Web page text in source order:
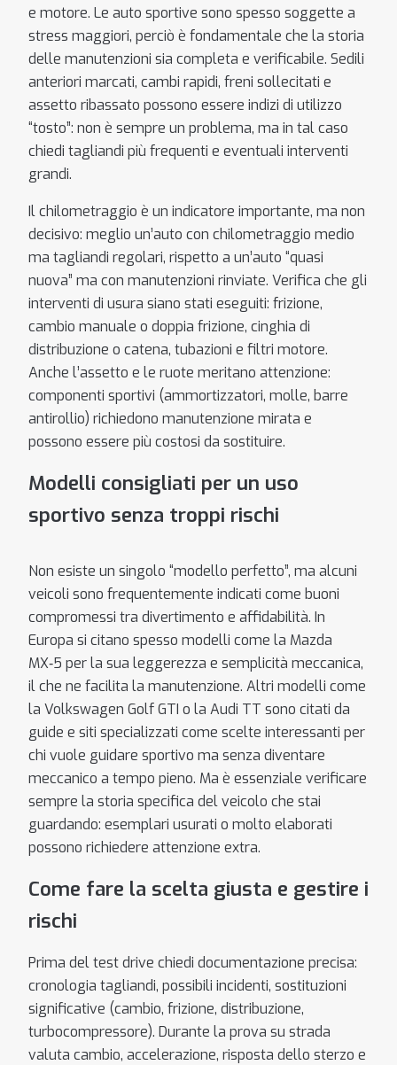
e motore. Le auto sportive sono spesso soggette a
stress maggiori, perciò è fondamentale che la storia
delle manutenzioni sia completa e verificabile. Sedili
anteriori marcati, cambi rapidi, freni sollecitati e
assetto ribassato possono essere indizi di utilizzo
“tosto”: non è sempre un problema, ma in tal caso
chiedi tagliandi più frequenti e eventuali interventi
grandi.
Il chilometraggio è un indicatore importante, ma non
decisivo: meglio un’auto con chilometraggio medio
ma tagliandi regolari, rispetto a un’auto “quasi
nuova” ma con manutenzioni rinviate. Verifica che gli
interventi di usura siano stati eseguiti: frizione,
cambio manuale o doppia frizione, cinghia di
distribuzione o catena, tubazioni e filtri motore.
Anche l’assetto e le ruote meritano attenzione:
componenti sportivi (ammortizzatori, molle, barre
antirollio) richiedono manutenzione mirata e
possono essere più costosi da sostituire.
Modelli consigliati per un uso
sportivo senza troppi rischi
Non esiste un singolo “modello perfetto”, ma alcuni
veicoli sono frequentemente indicati come buoni
compromessi tra divertimento e affidabilità. In
Europa si citano spesso modelli come la Mazda
MX‑5 per la sua leggerezza e semplicità meccanica,
il che ne facilita la manutenzione. Altri modelli come
la Volkswagen Golf GTI o la Audi TT sono citati da
guide e siti specializzati come scelte interessanti per
chi vuole guidare sportivo ma senza diventare
meccanico a tempo pieno. Ma è essenziale verificare
sempre la storia specifica del veicolo che stai
guardando: esemplari usurati o molto elaborati
possono richiedere attenzione extra.
Come fare la scelta giusta e gestire i
rischi
Prima del test drive chiedi documentazione precisa:
cronologia tagliandi, possibili incidenti, sostituzioni
significative (cambio, frizione, distribuzione,
turbocompressore). Durante la prova su strada
valuta cambio, accelerazione, risposta dello sterzo e